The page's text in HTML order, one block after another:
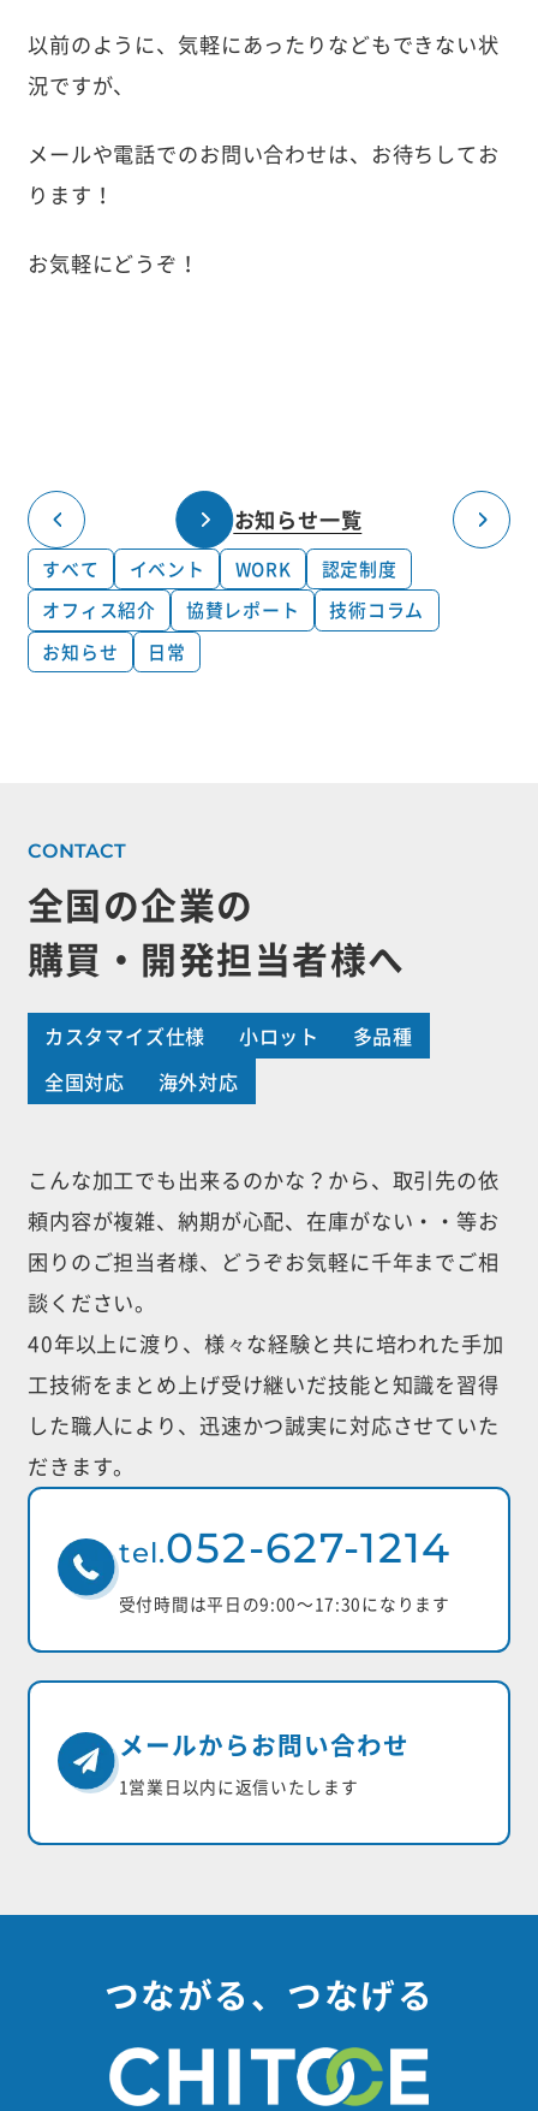
すべて イベント WORK
認定制度
オフィス紹介
協賛レポート
技術コラム
お知らせ
日常
以前のように、気軽にあったりなどもできない状
況ですが、
メールや電話でのお問い合わせは、お待ちしてお
ります！
お気軽にどうぞ！
お知らせ一覧
全国の企業の
購買・開発担当者様へ
カスタマイズ仕様 小ロット
多品種
全国対応
海外対応
こんな加工でも出来るのかな？から、取引先の依
頼内容が複雑、納期が心配、 在庫がない・・等お
困りのご担当者様、どうぞお気軽に千年までご相
談ください。
40年以上に渡り、様々な経験と共に培われた手加
工技術をまとめ上げ受け継いだ技能と知識を習得
した職人により、迅速かつ誠実に対応させていた
だきます。
tel.052-627-1214
受付時間は平日の9:00〜17:30になります
メールからお問い合わせ
1営業日以内に返信いたします
つながる、つなげる